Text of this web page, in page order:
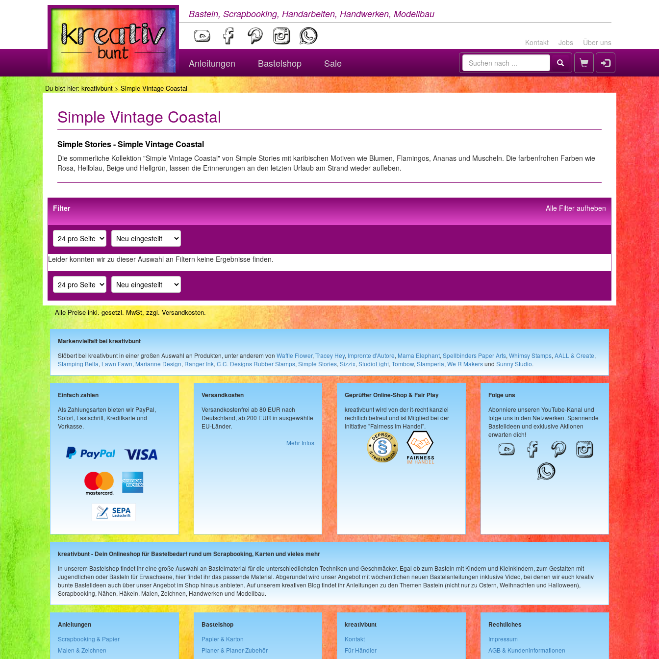
Basteln, Scrapbooking, Handarbeiten, Handwerken, Modellbau
Kontakt Jobs Über uns
Anleitungen Bastelshop Sale
Du bist hier: kreativbunt > Simple Vintage Coastal
Simple Vintage Coastal
Simple Stories - Simple Vintage Coastal
Die sommerliche Kollektion "Simple Vintage Coastal" von Simple Stories mit karibischen Motiven wie Blumen, Flamingos, Ananas und Muscheln. Die farbenfrohen Farben wie
Rosa, Hellblau, Beige und Hellgrün, lassen die Erinnerungen an den letzten Urlaub am Strand wieder aufleben.
Alle Filter aufheben
Filter
Leider konnten wir zu dieser Auswahl an Filtern keine Ergebnisse finden.
Alle Preise inkl. gesetzl. MwSt, zzgl. Versandkosten.
Markenvielfalt bei kreativbunt
Stöbert bei kreativbunt in einer großen Auswahl an Produkten, unter anderem von Waffle Flower, Tracey Hey, Impronte d'Autore, Mama Elephant, Spellbinders Paper Arts, Whimsy Stamps, AALL & Create,
Stamping Bella, Lawn Fawn, Marianne Design, Ranger Ink, C.C. Designs Rubber Stamps, Simple Stories, Sizzix, StudioLight, Tombow, Stamperia, We R Makersund Sunny Studio.
Einfach zahlen
Als Zahlungsarten bieten wir PayPal,
Sofort, Lastschrift, Kreditkarte und
Vorkasse.
Versandkosten
Versandkostenfrei ab 80 EUR nach
Deutschland, ab 200 EUR in ausgewählte
EU-Länder.
Mehr Infos
Geprüfter Online-Shop & Fair Play
kreativbunt wird von der it-recht kanzlei
rechtlich betreut und ist Mitglied bei der
Initiative "Fairness im Handel".
Folge uns
Abonniere unseren YouTube-Kanal und
folge uns in den Netzwerken. Spannende
Bastelideen und exklusive Aktionen
erwarten dich!
kreativbunt - Dein Onlineshop für Bastelbedarf rund um Scrapbooking, Karten und vieles mehr
In unserem Bastelshop findet ihr eine große Auswahl an Bastelmaterial für die unterschiedlichsten Techniken und Geschmäcker. Egal ob zum Basteln mit Kindern und Kleinkindern, zum Gestalten mit
Jugendlichen oder Basteln für Erwachsene, hier findet ihr das passende Material. Abgerundet wird unser Angebot mit wöchentlichen neuen Bastelanleitungen inklusive Video, bei denen wir euch kreativ
bunte Bastelideen auch über unser Angebot im Shop hinaus anbieten. Auf unserem kreativen Blog findet ihr Anleitungen zu den Themen Basteln (nicht nur zu Ostern, Weihnachten und Halloween),
Scrapbooking, Nähen, Häkeln, Malen, Zeichnen, Handwerken und Modellbau.
Anleitungen
Scrapbooking & Papier
Malen & Zeichnen
Bastelshop
Papier & Karton
Planer & Planer-Zubehör
kreativbunt
Kontakt
Für Händler
Rechtliches
Impressum
AGB & Kundeninformationen